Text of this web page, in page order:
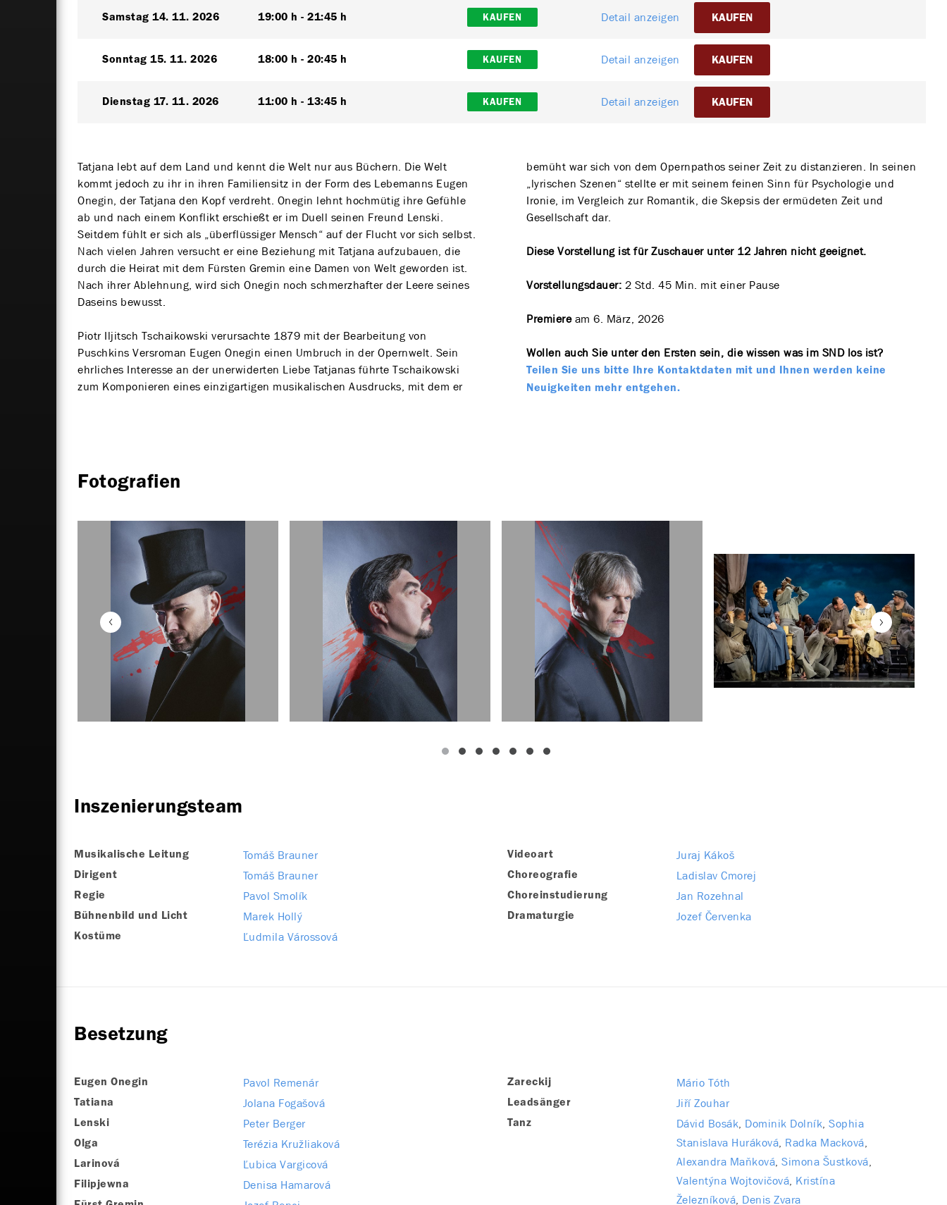
Samstag 14. 11. 2026 19:00 h 21:45 h KAUFEN Detail anzeigen KAUFEN
Sonntag 15. 11. 2026 18:00 h 20:45 h KAUFEN Detail anzeigen KAUFEN
Dienstag 17. 11. 2026 11:00 h 13:45 h KAUFEN Detail anzeigen KAUFEN
Tatjana lebt auf dem Land und kennt die Welt nur aus Büchern. Die Welt
kommt jedoch zu ihr in ihren Familiensitz in der Form des Lebemanns Eugen
Onegin, der Tatjana den Kopf verdreht. Onegin lehnt hochmütig ihre Gefühle
ab und nach einem Konflikt erschießt er im Duell seinen Freund Lenski.
Seitdem fühlt er sich als „überflüssiger Mensch“ auf der Flucht vor sich selbst.
Nach vielen Jahren versucht er eine Beziehung mit Tatjana aufzubauen, die
durch die Heirat mit dem Fürsten Gremin eine Damen von Welt geworden ist.
Nach ihrer Ablehnung, wird sich Onegin noch schmerzhafter der Leere seines
Daseins bewusst.
Piotr Iljitsch Tschaikowski verursachte 1879 mit der Bearbeitung von
Puschkins Versroman Eugen Onegin einen Umbruch in der Opernwelt. Sein
ehrliches Interesse an der unerwiderten Liebe Tatjanas führte Tschaikowski
zum Komponieren eines einzigartigen musikalischen Ausdrucks, mit dem er
bemüht war sich von dem Opernpathos seiner Zeit zu distanzieren. In seinen
„lyrischen Szenen“ stellte er mit seinem feinen Sinn für Psychologie und
Ironie, im Vergleich zur Romantik, die Skepsis der ermüdeten Zeit und
Gesellschaft dar.
Diese Vorstellung ist für Zuschauer unter 12 Jahren nicht geeignet.
Vorstellungsdauer: 2 Std. 45 Min. mit einer Pause
Premieream 6. März, 2026
Wollen auch Sie unter den Ersten sein, die wissen was im SND los ist?
Teilen Sie uns bitte Ihre Kontaktdaten mit und Ihnen werden keine
Neuigkeiten mehr entgehen.
Fotografien
Inszenierungsteam
Musikalische Leitung Tomáš Brauner
Dirigent Tomáš Brauner
Regie Pavol Smolík
Bühnenbild und Licht Marek Hollý
Kostüme Ľudmila Várossová
Videoart Juraj Kákoš
Choreografie Ladislav Cmorej
Choreinstudierung Jan Rozehnal
Dramaturgie Jozef Červenka
Besetzung
Eugen Onegin Pavol Remenár
Tatiana Jolana Fogašová
Lenski Peter Berger
Olga Terézia Kružliaková
Larinová Ľubica Vargicová
Filipjewna Denisa Hamarová
Zareckij Mário Tóth
Leadsänger Jiří Zouhar
Tanz Dávid Bosák Dominik Dolník Sophia
Stanislava Huráková Radka Macková
Alexandra Maňková Simona Šustková
Valentýna Wojtovičová Kristína
Železníková Denis Zvara